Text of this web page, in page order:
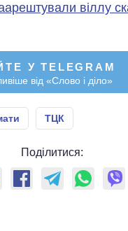
віллу
У TELEGRAM
від «Слово і діло»
ТЦК
Поділитися: